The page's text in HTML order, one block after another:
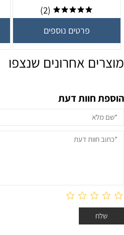
(2)
פרטים נוספים
מוצרים אחרונים שנצפו
הוספת חוות דעת